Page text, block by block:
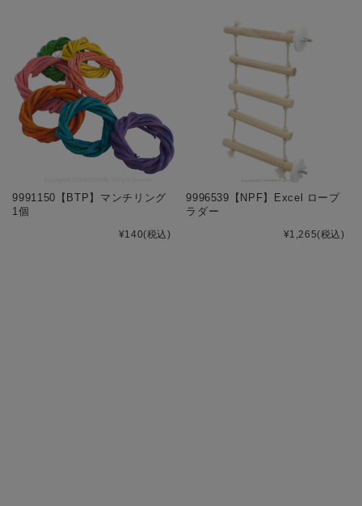
9991150【BTP】マンチリング
1個
¥140(税込)
9996539【NPF】Excel ロープ
ラダー
¥1,265(税込)